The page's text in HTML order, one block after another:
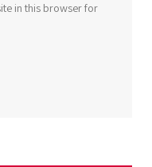
in this browser for